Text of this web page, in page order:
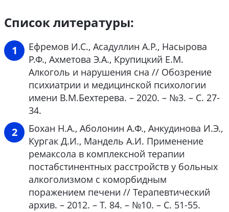
Список литературы:
Ефремов И.С., Асадуллин А.Р., Насырова
Р.Ф., Ахметова Э.А., Крупицкий Е.М.
Алкоголь и нарушения сна // Обозрение
психиатрии и медицинской психологии
имени В.М.Бехтерева. – 2020. – №3. – С. 27-
34.
Бохан Н.А., Аболонин А.Ф., Анкудинова И.Э.,
Кургак Д.И., Мандель А.И. Применение
ремаксола в комплексной терапии
постабстинентных расстройств у больных
алкоголизмом с коморбидным
поражением печени // Терапевтический
архив. – 2012. – Т. 84. – №10. – С. 51-55.